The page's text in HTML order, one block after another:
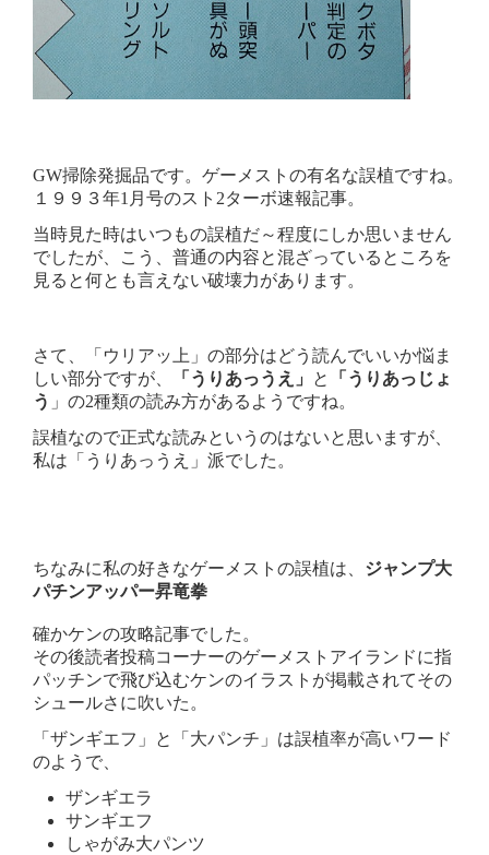
GW掃除発掘品です。ゲーメストの有名な誤植ですね。
１９９３年1月号のスト2ターボ速報記事。
当時見た時はいつもの誤植だ～程度にしか思いません
でしたが、こう、普通の内容と混ざっているところを
見ると何とも言えない破壊力があります。
さて、「ウリアッ上」の部分はどう読んでいいか悩ま
しい部分ですが、
「うりあっうえ」 と
「うりあっじょ
う 」の2種類の読み方があるようですね。
誤植なので正式な読みというのはないと思いますが、
私は「うりあっうえ」派でした。
ちなみに私の好きなゲーメストの誤植は、 ジャンプ大
パチンアッパー昇竜拳
確かケンの攻略記事でした。
その後読者投稿コーナーのゲーメストアイランドに指
パッチンで飛び込むケンのイラストが掲載されてその
シュールさに吹いた。
「ザンギエフ」と「大パンチ」は誤植率が高いワード
のようで、
ザンギエラ
サンギエフ
しゃがみ大パンツ